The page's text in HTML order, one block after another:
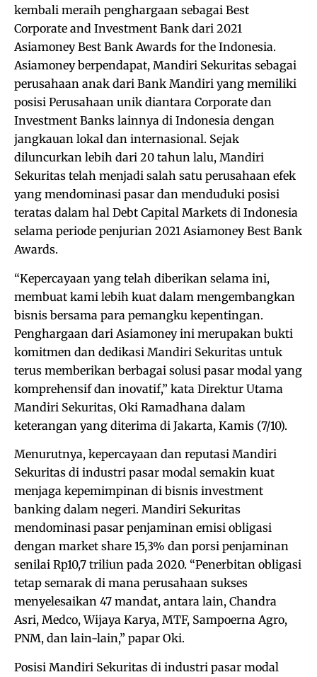
kembali meraih penghargaan sebagai Best
Corporate and Investment Bank dari 2021
Asiamoney Best Bank Awards for the Indonesia.
Asiamoney berpendapat, Mandiri Sekuritas sebagai
perusahaan anak dari Bank Mandiri yang memiliki
posisi Perusahaan unik diantara Corporate dan
Investment Banks lainnya di Indonesia dengan
jangkauan lokal dan internasional. Sejak
diluncurkan lebih dari 20 tahun lalu, Mandiri
Sekuritas telah menjadi salah satu perusahaan efek
yang mendominasi pasar dan menduduki posisi
teratas dalam hal Debt Capital Markets di Indonesia
selama periode penjurian 2021 Asiamoney Best Bank
Awards.
“Kepercayaan yang telah diberikan selama ini,
membuat kami lebih kuat dalam mengembangkan
bisnis bersama para pemangku kepentingan.
Penghargaan dari Asiamoney ini merupakan bukti
komitmen dan dedikasi Mandiri Sekuritas untuk
terus memberikan berbagai solusi pasar modal yang
komprehensif dan inovatif,” kata Direktur Utama
Mandiri Sekuritas, Oki Ramadhana dalam
keterangan yang diterima di Jakarta, Kamis (7/10).
Menurutnya, kepercayaan dan reputasi Mandiri
Sekuritas di industri pasar modal semakin kuat
menjaga kepemimpinan di bisnis investment
banking dalam negeri. Mandiri Sekuritas
mendominasi pasar penjaminan emisi obligasi
dengan market share 15,3% dan porsi penjaminan
senilai Rp10,7 triliun pada 2020. “Penerbitan obligasi
tetap semarak di mana perusahaan sukses
menyelesaikan 47 mandat, antara lain, Chandra
Asri, Medco, Wijaya Karya, MTF, Sampoerna Agro,
PNM, dan lain-lain,” papar Oki.
Posisi Mandiri Sekuritas di industri pasar modal